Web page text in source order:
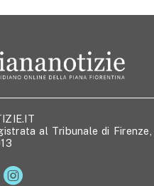
al Tribunale di Firenze,